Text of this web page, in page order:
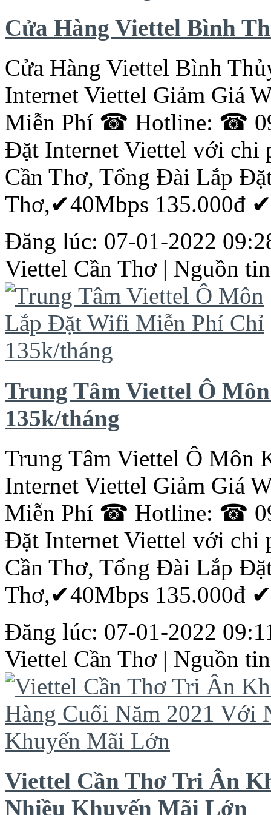
Cửa Hàng Viettel Bình
Cửa Hàng Viettel Bình
Internet Viettel Giảm Giá
Miễn Phí ☎ Hotline: ☎
Đặt Internet Viettel với
Cần Thơ, Tổng Đài Lắp
Thơ,✔40Mbps 135.000đ
Đăng lúc: 07-01-2022
Viettel Cần Thơ | Nguồn
Trung Tâm Viettel Ô
135k/tháng
Trung Tâm Viettel Ô Môn
Internet Viettel Giảm Giá
Miễn Phí ☎ Hotline: ☎
Đặt Internet Viettel với
Cần Thơ, Tổng Đài Lắp
Thơ,✔40Mbps 135.000đ
Đăng lúc: 07-01-2022
Viettel Cần Thơ | Nguồn
Viettel Cần Thơ Tri Ân
Nhiều Khuyến Mãi Lớn